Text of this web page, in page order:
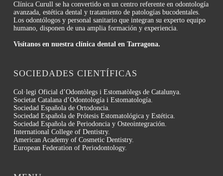
Clínica Curull se ha convertido en un centro referente en odontología
avanzada, estética dental y tratamiento de patologías bucodentales.
Los odontólogos y personal sanitario que integran su experto equipo
humano, disponen de una amplia formación y experiencia.
Visítanos en nuestra clínica dental en Tarragona.
SOCIEDADES CIENTÍFICAS
Col·legi Oficial d’Odontòlegs i Estomatòlegs de Catalunya.
Societat Catalana d’Odontología i Estomatología.
Sociedad Española de Ortodoncia.
Sociedad Española de Prótesis Estomatológica y Estética.
Sociedad Española de Periodoncia y Osteointegración.
International College of Dentistry.
American Academy of Cosmetic Dentistry.
European Federation of Periodontology.